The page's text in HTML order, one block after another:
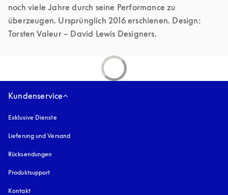
noch viele Jahre durch seine Performance zu
überzeugen. Ursprünglich 2016 erschienen. Design:
Torsten Valeur – David Lewis Designers.
Kundenservice
Exklusive Dienste
Lieferung und Versand
Rücksendungen
Produktsupport
Kontakt